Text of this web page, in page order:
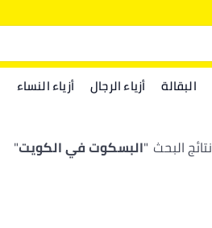
البقالة أزياء الرجال أزياء النساء
"البسكوت في الكويت"